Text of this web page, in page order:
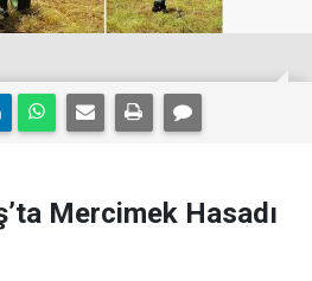
Mercimek Hasadı